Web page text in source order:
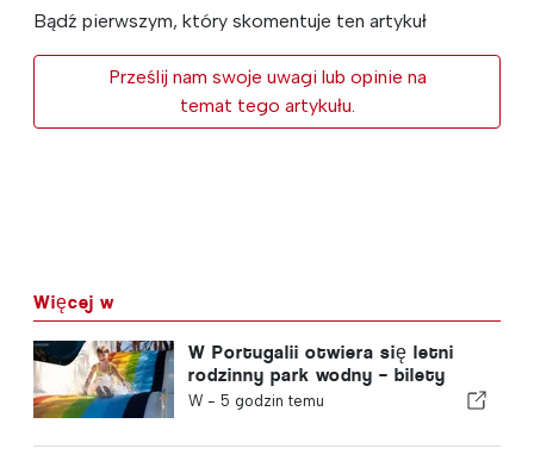
Bądź pierwszym, który skomentuje ten artykuł
Prześlij nam swoje uwagi lub opinie na
temat tego artykułu.
Więcej w
W Portugalii otwiera się letni
rodzinny park wodny – bilety
kosztują 2 euro
W - 5 godzin temu